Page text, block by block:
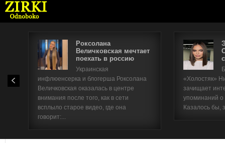
Роксолана
Величковская мечтает
поехать в россию
Украинская
инфлюенсерка и блогерша Роксолана
Величковская оказалась в центре
внимания после того, как в сети
всплыло старое видео, где она
говорит:...
«Холостяк»
зачищает
упоминаний
Казалось бы,
Имя